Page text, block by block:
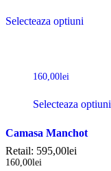
Selecteaza optiuni
160,00lei
Selecteaza optiuni
Camasa Manchot
Retail: 595,00lei
160,00lei